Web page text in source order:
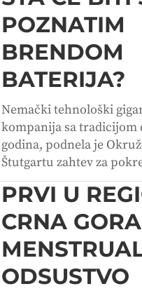
POZNATIM
BRENDOM
BATERIJA?
Nemački tehnološki
kompanija sa tradicijom
godina, podnela je
Štutgartu zahtev za
PRVI U
CRNA
ODSUSTVO